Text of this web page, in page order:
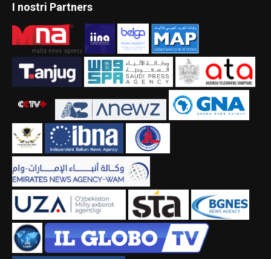
I nostri Partners